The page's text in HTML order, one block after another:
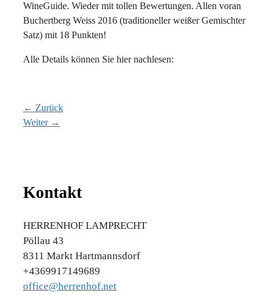
WineGuide. Wieder mit tollen Bewertungen. Allen voran
Buchertberg Weiss 2016 (traditioneller weißer Gemischter
Satz) mit 18 Punkten!
Alle Details können Sie hier nachlesen:
← Zurück
Weiter →
Kontakt
HERRENHOF LAMPRECHT
Pöllau 43
8311 Markt Hartmannsdorf
+4369917149689
office@herrenhof.net